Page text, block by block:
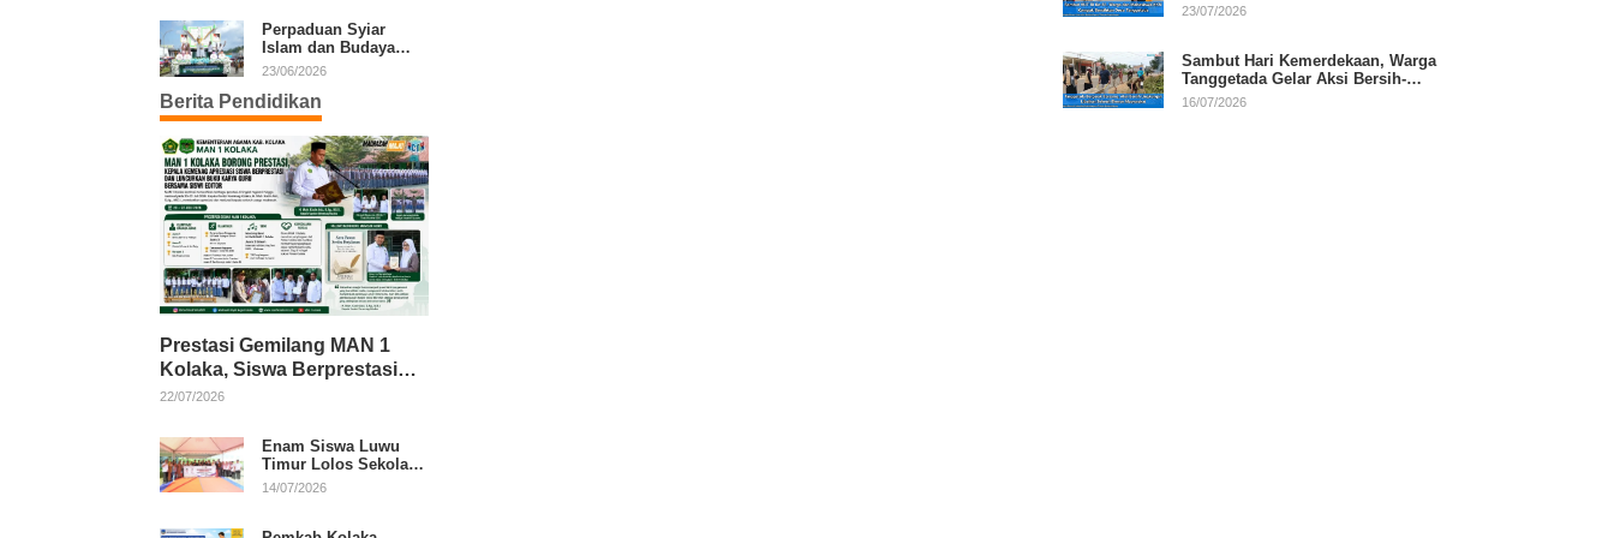
Perpaduan Syiar
Islam dan Budaya
Warnai Pawai Ta’aruf
23/06/2026
Berita Pendidikan
Prestasi Gemilang MAN 1
Kolaka, Siswa Berprestasi
dan Guru Berkarya Raih
22/07/2026
Enam Siswa Luwu
Timur Lolos Sekolah
Rakyat, Bupati: Jaga
14/07/2026
RI
23/07/2026
Sambut Hari Kemerdekaan, Warga
Tanggetada Gelar Aksi Bersih-
Bersih Desa
16/07/2026